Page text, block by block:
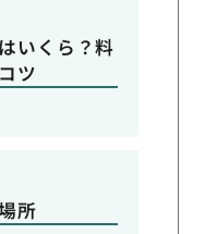
いくら？料
ツ
所